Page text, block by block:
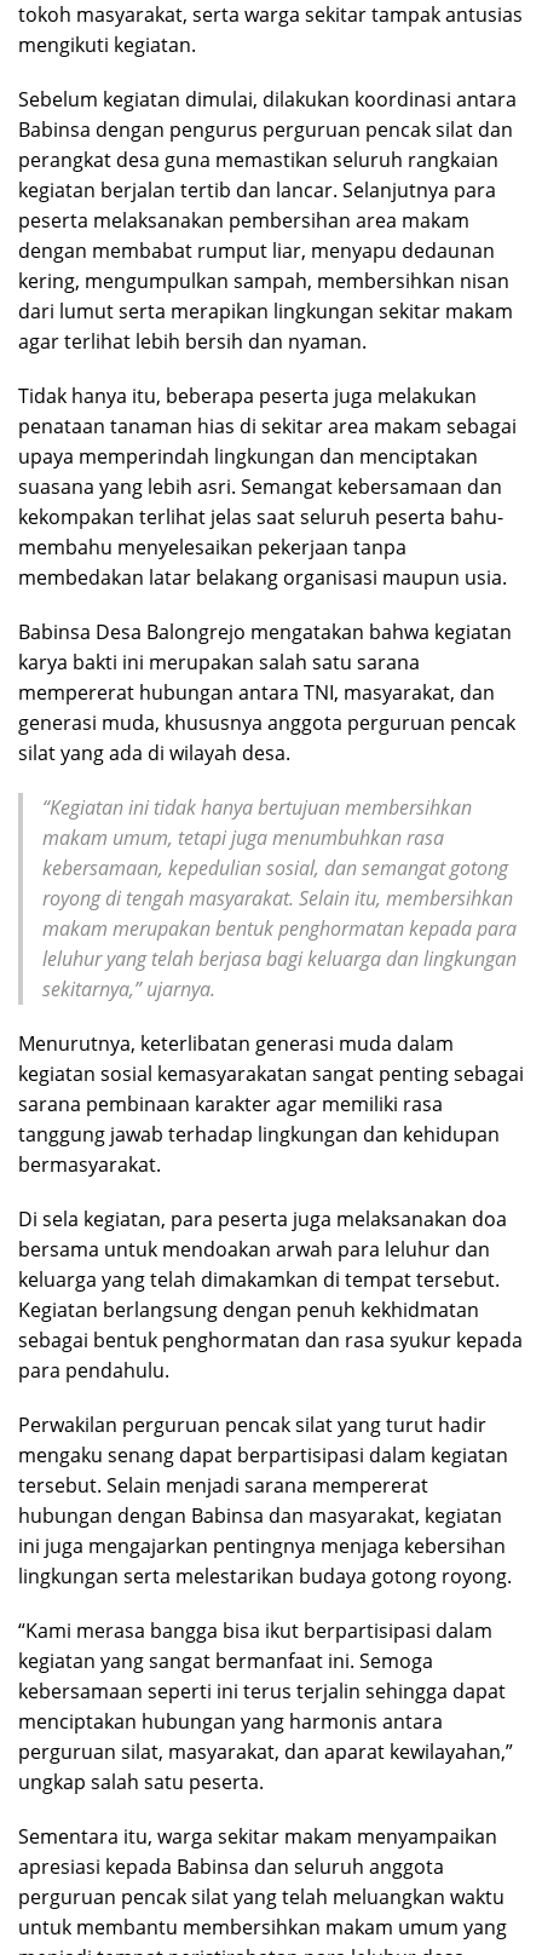
tokoh masyarakat, serta warga sekitar tampak antusias
mengikuti kegiatan.
Sebelum kegiatan dimulai, dilakukan koordinasi antara
Babinsa dengan pengurus perguruan pencak silat dan
perangkat desa guna memastikan seluruh rangkaian
kegiatan berjalan tertib dan lancar. Selanjutnya para
peserta melaksanakan pembersihan area makam
dengan membabat rumput liar, menyapu dedaunan
kering, mengumpulkan sampah, membersihkan nisan
dari lumut serta merapikan lingkungan sekitar makam
agar terlihat lebih bersih dan nyaman.
Tidak hanya itu, beberapa peserta juga melakukan
penataan tanaman hias di sekitar area makam sebagai
upaya memperindah lingkungan dan menciptakan
suasana yang lebih asri. Semangat kebersamaan dan
kekompakan terlihat jelas saat seluruh peserta bahu-
membahu menyelesaikan pekerjaan tanpa
membedakan latar belakang organisasi maupun usia.
Babinsa Desa Balongrejo mengatakan bahwa kegiatan
karya bakti ini merupakan salah satu sarana
mempererat hubungan antara TNI, masyarakat, dan
generasi muda, khususnya anggota perguruan pencak
silat yang ada di wilayah desa.
“Kegiatan ini tidak hanya bertujuan membersihkan
makam umum, tetapi juga menumbuhkan rasa
kebersamaan, kepedulian sosial, dan semangat gotong
royong di tengah masyarakat. Selain itu, membersihkan
makam merupakan bentuk penghormatan kepada para
leluhur yang telah berjasa bagi keluarga dan lingkungan
sekitarnya,” ujarnya.
Menurutnya, keterlibatan generasi muda dalam
kegiatan sosial kemasyarakatan sangat penting sebagai
sarana pembinaan karakter agar memiliki rasa
tanggung jawab terhadap lingkungan dan kehidupan
bermasyarakat.
Di sela kegiatan, para peserta juga melaksanakan doa
bersama untuk mendoakan arwah para leluhur dan
keluarga yang telah dimakamkan di tempat tersebut.
Kegiatan berlangsung dengan penuh kekhidmatan
sebagai bentuk penghormatan dan rasa syukur kepada
para pendahulu.
Perwakilan perguruan pencak silat yang turut hadir
mengaku senang dapat berpartisipasi dalam kegiatan
tersebut. Selain menjadi sarana mempererat
hubungan dengan Babinsa dan masyarakat, kegiatan
ini juga mengajarkan pentingnya menjaga kebersihan
lingkungan serta melestarikan budaya gotong royong.
“Kami merasa bangga bisa ikut berpartisipasi dalam
kegiatan yang sangat bermanfaat ini. Semoga
kebersamaan seperti ini terus terjalin sehingga dapat
menciptakan hubungan yang harmonis antara
perguruan silat, masyarakat, dan aparat kewilayahan,”
ungkap salah satu peserta.
Sementara itu, warga sekitar makam menyampaikan
apresiasi kepada Babinsa dan seluruh anggota
perguruan pencak silat yang telah meluangkan waktu
untuk membantu membersihkan makam umum yang